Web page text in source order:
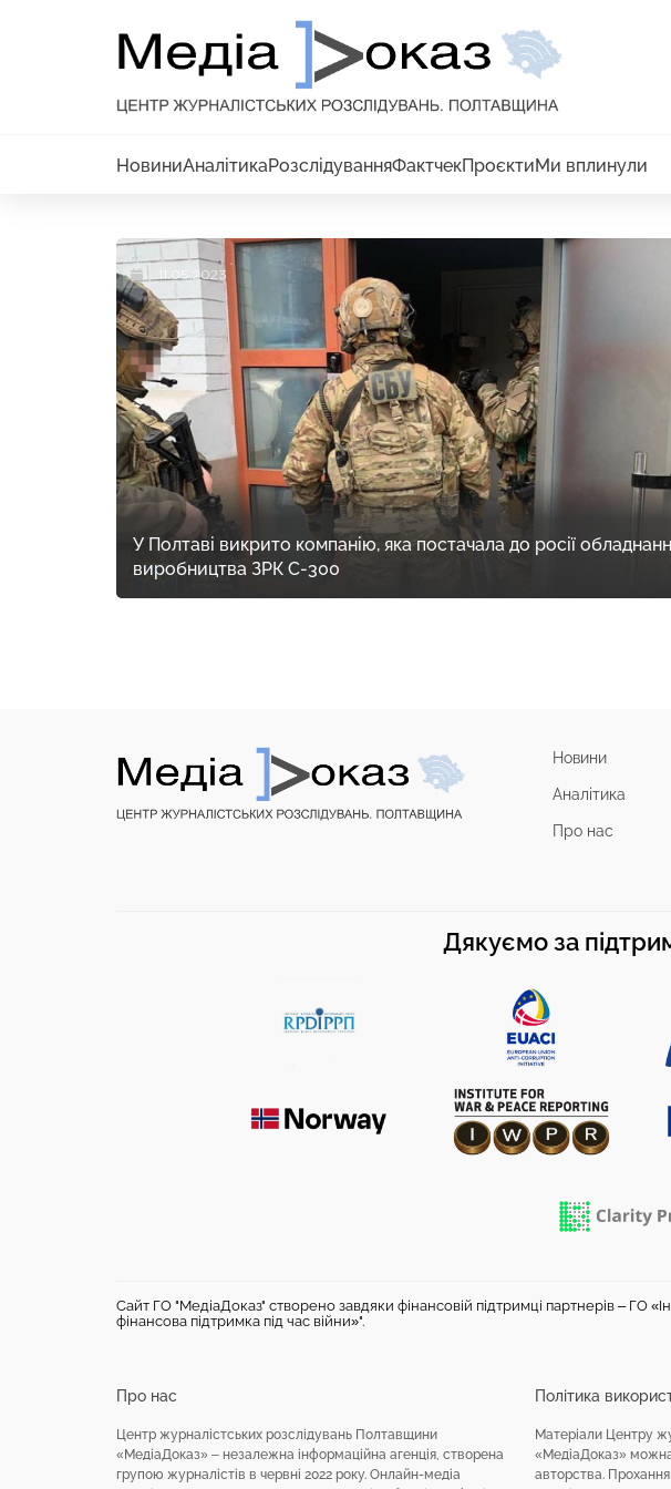
НовиниАналітикаРозслідуванняФактчекПроєктиМи вплинули
11.05.2023
У Полтаві викрито компанію, яка постачала до росії
виробництва ЗРК С-300
Новини
Аналітика
Про нас
Дякуємо за
Сайт ГО "МедіаДоказ" створено завдяки фінансовій підтримці партнерів – ГО
фінансова підтримка під час війни»".
Про нас
Центр журналістських розслідувань Полтавщини
«МедіаДоказ» – незалежна інформаційна агенція, створена
групою журналістів в червні 2022 року. Онлайн-медіа
Політика
Матеріали Центру
«МедіаДоказ»
авторства.